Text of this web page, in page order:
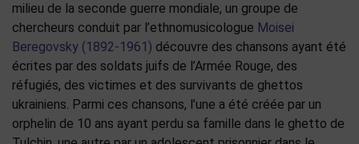
milieu de la seconde guerre mondiale, un groupe de
chercheurs conduit par l’ethnomusicologue Moisei
Beregovsky (1892-1961) découvre des chansons ayant été
écrites par des soldats juifs de l’Armée Rouge, des
réfugiés, des victimes et des survivants de ghettos
ukrainiens. Parmi ces chansons, l’une a été créée par un
orphelin de 10 ans ayant perdu sa famille dans le ghetto de